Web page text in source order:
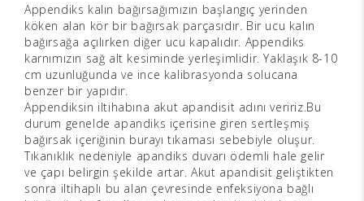
Appendiks kalın bağırsağımızın başlangıç yerinden
köken alan kör bir bağırsak parçasıdır. Bir ucu kalın
bağırsağa açılırken diğer ucu kapalıdır. Appendiks
karnımızın sağ alt kesiminde yerleşimlidir. Yaklaşık 8-10
cm uzunluğunda ve ince kalibrasyonda solucana
benzer bir yapıdır.
Appendiksin iltihabına akut apandisit adını veririz.Bu
durum genelde apandiks içerisine giren sertleşmiş
bağırsak içeriğinin burayı tıkaması sebebiyle oluşur.
Tıkanıklık nedeniyle apandiks duvarı ödemli hale gelir
ve çapı belirgin şekilde artar. Akut apandisit geliştikten
sonra iltihaplı bu alan çevresinde enfeksiyona bağlı